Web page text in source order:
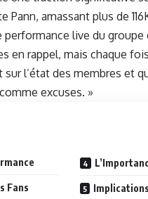
amassant plus de
live du groupe
en rappel, mais chaque
l’état des membres et
excuses. »
Fans